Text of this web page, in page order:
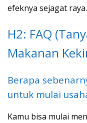
efeknya sejagat raya.
H2: FAQ
Makanan
Berapa
untuk mulai
Kamu bisa mulai